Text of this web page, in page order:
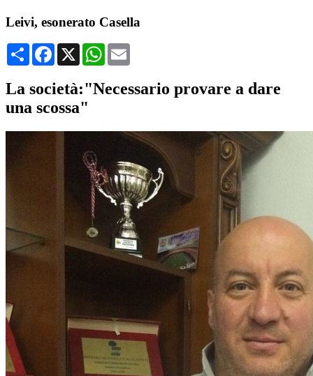
Leivi, esonerato Casella
CondividiFacebook
X WhatsApp
La società:"Necessario provare a dare
una scossa"